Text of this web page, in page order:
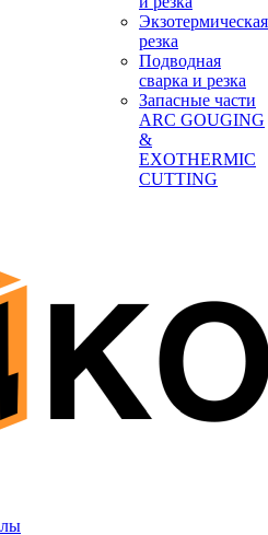
Экзотермическая
резка
Подводная
сварка и резка
Запасные части
ARC GOUGING
&
EXOTHERMIC
CUTTING